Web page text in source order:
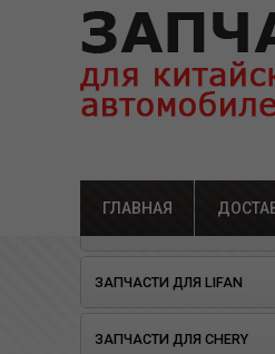
ГЛАВНАЯ
ЗАПЧАСТИ ДЛЯ LIFAN
ЗАПЧАСТИ ДЛЯ CHERY